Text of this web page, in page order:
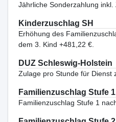
Jährliche Sonderzahlung inkl.
Kinderzuschlag SH
Erhöhung des
dem 3. Kind +481,22 €.
DUZ Schleswig-Holstein
Zulage pro Stunde für Dienst
Familienzuschlag Stufe 1
Familienzuschlag Stufe 1